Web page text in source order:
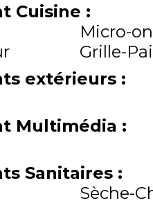
Cuisine :
Micro-
Grille-
extérieurs :
Multimédia :
Sanitaires :
Sèche-